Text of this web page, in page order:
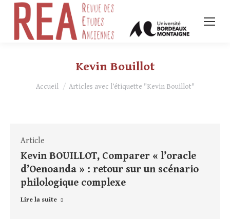
Kevin Bouillot
Vous êtes ici :
Accueil Articles avec l’étiquette "Kevin Bouillot"
Article
Kevin BOUILLOT, Comparer « l’oracle
d’Oenoanda » : retour sur un scénario
philologique complexe
Lire la suite